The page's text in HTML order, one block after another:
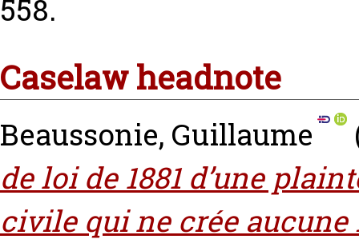
558.
Caselaw headnote
Beaussonie, Guillaume
de loi de 1881 d’une
civile qui ne crée